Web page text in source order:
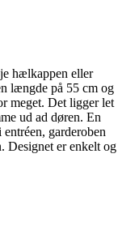
hælkappen eller
længde på 55 cm og
meget. Det ligger let
ud ad døren. En
garderoben
Designet er enkelt og